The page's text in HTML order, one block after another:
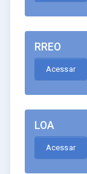
RREO
Acessar
LOA
Acessar